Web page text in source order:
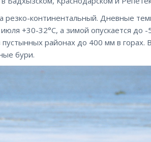
резко-континентальный. Дневные
+30-32°С, а зимой опускается до
районах до 400 мм в горах.
бури.